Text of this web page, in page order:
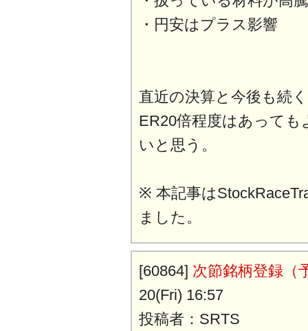
・円安はプラス影響
直近の決算と今後も続
ER20倍程度はあっても
いと思う。
※ 本記事は
ました。
[60864] 次節銘柄登録（
20(Fri) 16:57
投稿者：SRTS